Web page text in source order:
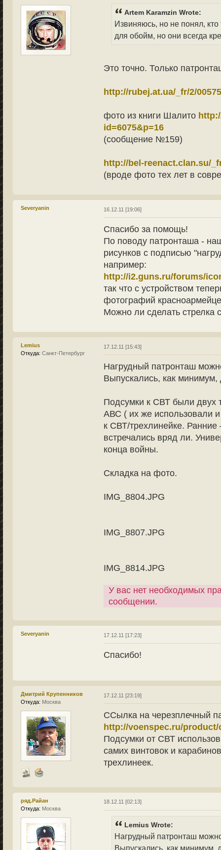
Artem Karamzin Wrote:
Извиняюсь, но не понял,
для обойм, но они всегда
Это точно. Только
http://rubej.at.ua/_fr/2/
фото из книги Шалито
id=6075&p=16
(сообщение №159)
http://bel-reenact.clan.su/
(вроде фото тех лет в
Severyanin 16.12.11 [19:06]
Спасибо за помощь!
По поводу патронташа -
рисунков с подписью
например:
http://i2.guns.ru/forums/
так что с устройством
фотографий
Можно ли сделать стрелка
Lemius
Откуда: Санкт-Петербург
17.12.11 [15:43]
Нагрудный патронташ
Выпускались, как минимум,
Подсумки к СВТ были двух
АВС ( их же использовали
к СВТ/трехлинейке. Ранние
встречались вряд ли.
конца войны.
Складка на фото.
IMG_8804.JPG
IMG_8807.JPG
IMG_8814.JPG
У вас нет необходимых
сообщении.
Severyanin 17.12.11 [17:23]
Спасибо!
Дмитрий Крупенников
Откуда: Москва
17.12.11 [23:19]
ССылка на черезплечный
http://voenspec.ru/
Подсумки от СВТ
самих винтовок и
трехлинеек.
ряд.Райан
Откуда: Москва
18.12.11 [02:13]
Lemius Wrote:
Нагрудный патронташ
Выпускались, как минимум,